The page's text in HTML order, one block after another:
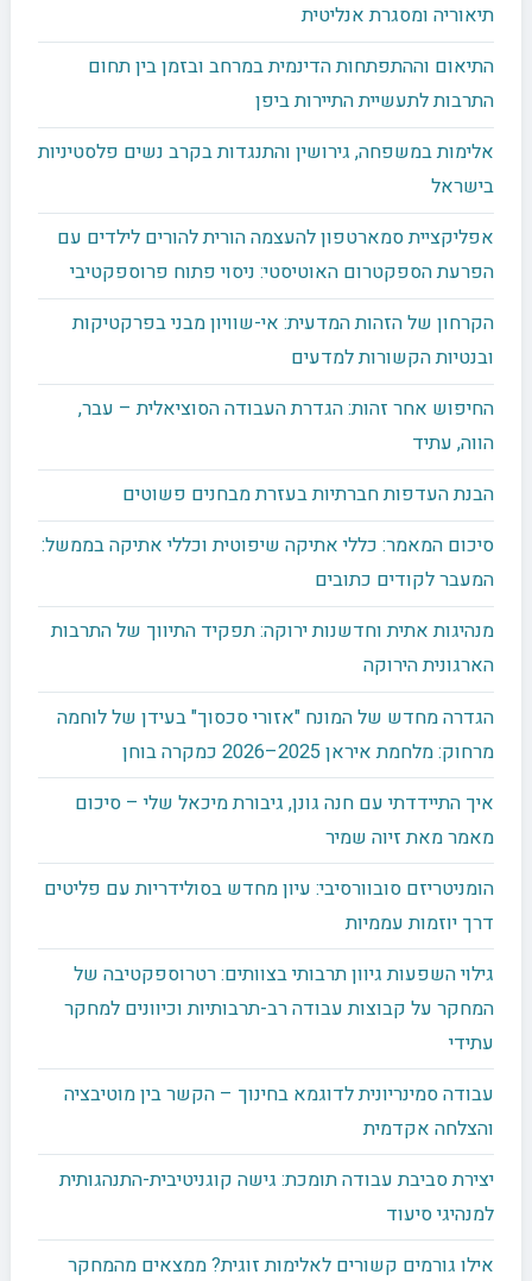
תיאוריה ומסגרת אנליטית
התיאום וההתפתחות הדינמית במרחב ובזמן בין תחום
התרבות לתעשיית התיירות ביפן
אלימות במשפחה, גירושין והתנגדות בקרב נשים פלסטיניות
בישראל
אפליקציית סמארטפון להעצמה הורית להורים לילדים עם
הפרעת הספקטרום האוטיסטי: ניסוי פתוח פרוספקטיבי
הקרחון של הזהות המדעית: אי-שוויון מבני בפרקטיקות
ובנטיות הקשורות למדעים
החיפוש אחר זהות: הגדרת העבודה הסוציאלית – עבר,
הווה, עתיד
הבנת העדפות חברתיות בעזרת מבחנים פשוטים
סיכום המאמר: כללי אתיקה שיפוטית וכללי אתיקה בממשל:
המעבר לקודים כתובים
מנהיגות אתית וחדשנות ירוקה: תפקיד התיווך של התרבות
הארגונית הירוקה
הגדרה מחדש של המונח "אזורי סכסוך" בעידן של לוחמה
מרחוק: מלחמת איראן 2025–2026 כמקרה בוחן
איך התיידדתי עם חנה גונן, גיבורת מיכאל שלי – סיכום
מאמר מאת זיוה שמיר
הומניטריזם סובוורסיבי: עיון מחדש בסולידריות עם פליטים
דרך יוזמות עממיות
גילוי השפעות גיוון תרבותי בצוותים: רטרוספקטיבה של
המחקר על קבוצות עבודה רב-תרבותיות וכיוונים למחקר
עתידי
עבודה סמינריונית לדוגמא בחינוך – הקשר בין מוטיבציה
והצלחה אקדמית
יצירת סביבת עבודה תומכת: גישה קוגניטיבית-התנהגותית
למנהיגי סיעוד
אילו גורמים קשורים לאלימות זוגית? ממצאים מהמחקר